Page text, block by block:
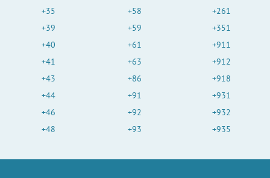
+35
+39
+40
+41
+43
+44
+46
+48
+58
+59
+61
+63
+86
+91
+92
+93
+261
+351
+911
+912
+918
+931
+932
+935